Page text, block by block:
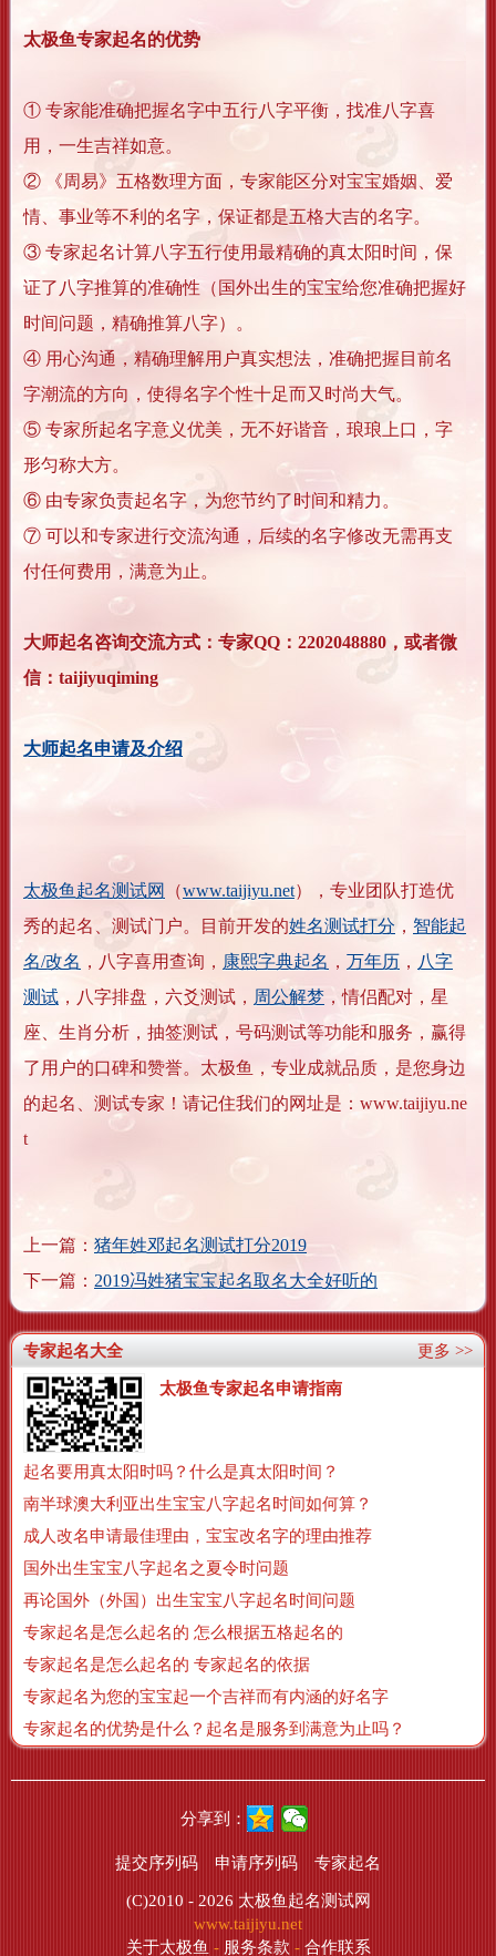
太极鱼专家起名的优势
① 专家能准确把握名字中五行八字平衡，找准八字喜
用，一生吉祥如意。
② 《周易》五格数理方面，专家能区分对宝宝婚姻、爱
情、事业等不利的名字，保证都是五格大吉的名字。
③ 专家起名计算八字五行使用最精确的真太阳时间，保
证了八字推算的准确性（国外出生的宝宝给您准确把握好
时间问题，精确推算八字）。
④ 用心沟通，精确理解用户真实想法，准确把握目前名
字潮流的方向，使得名字个性十足而又时尚大气。
⑤ 专家所起名字意义优美，无不好谐音，琅琅上口，字
形匀称大方。
⑥ 由专家负责起名字，为您节约了时间和精力。
⑦ 可以和专家进行交流沟通，后续的名字修改无需再支
付任何费用，满意为止。
大师起名咨询交流方式：专家QQ：2202048880，或者微
信：taijiyuqiming
大师起名申请及介绍
太极鱼起名测试网 （www.taijiyu.net），专业团队打造优
秀的起名、测试门户。目前开发的姓名测试打分 ， 智能起
名/改名 ，八字喜用查询， 康熙字典起名 ， 万年历 ， 八字
测试 ，八字排盘，六爻测试， 周公解梦 ，情侣配对，星
座、生肖分析，抽签测试，号码测试等功能和服务，赢得
了用户的口碑和赞誉。太极鱼，专业成就品质，是您身边
的起名、测试专家！请记住我们的网址是：www.taijiyu.ne
t
上一篇： 猪年姓邓起名测试打分2019
下一篇： 2019冯姓猪宝宝起名取名大全好听的
更多 >>
专家起名大全
太极鱼专家起名申请指南
起名要用真太阳时吗？什么是真太阳时间？
南半球澳大利亚出生宝宝八字起名时间如何算？
成人改名申请最佳理由，宝宝改名字的理由推荐
国外出生宝宝八字起名之夏令时问题
再论国外（外国）出生宝宝八字起名时间问题
专家起名是怎么起名的 怎么根据五格起名的
专家起名是怎么起名的 专家起名的依据
专家起名为您的宝宝起一个吉祥而有内涵的好名字
专家起名的优势是什么？起名是服务到满意为止吗？
分享到：
提交序列码 申请序列码 专家起名
(C)2010 - 2026 太极鱼起名测试网
www.taijiyu.net
关于太极鱼 - 服务条款 - 合作联系